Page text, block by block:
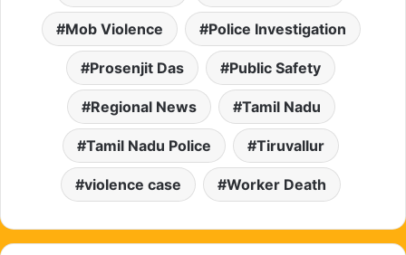
Mob Violence Police Investigation
Prosenjit Das Public Safety
Regional News Tamil Nadu
Tamil Nadu Police Tiruvallur
violence case Worker Death